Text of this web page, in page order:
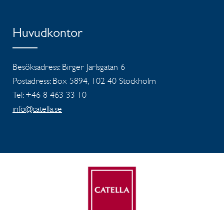
Huvudkontor
Besöksadress: Birger Jarlsgatan 6
Postadress: Box 5894, 102 40 Stockholm
Tel: +46 8 463 33 10
info@catella.se